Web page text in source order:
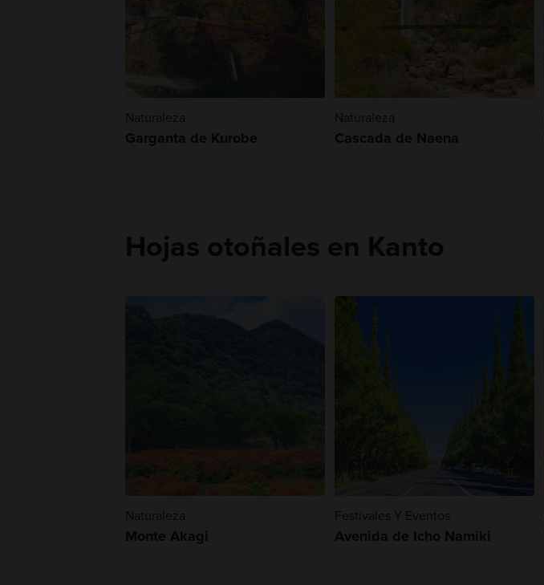
Naturaleza
Garganta de Kurobe
Naturaleza
Cascada de Naena
Hojas otoñales en Kanto
Naturaleza
Monte Akagi
Festivales Y Eventos
Avenida de Icho Namiki